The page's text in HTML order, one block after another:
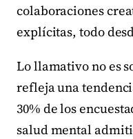
colaboraciones
explícitas, todo
Lo llamativo no es
refleja una
30% de los
salud mental